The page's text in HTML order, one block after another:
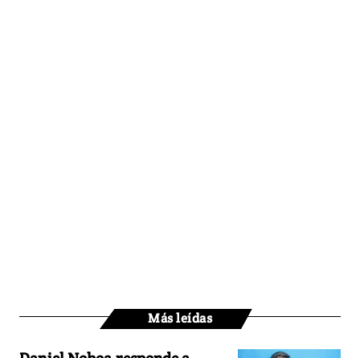
Más leídas